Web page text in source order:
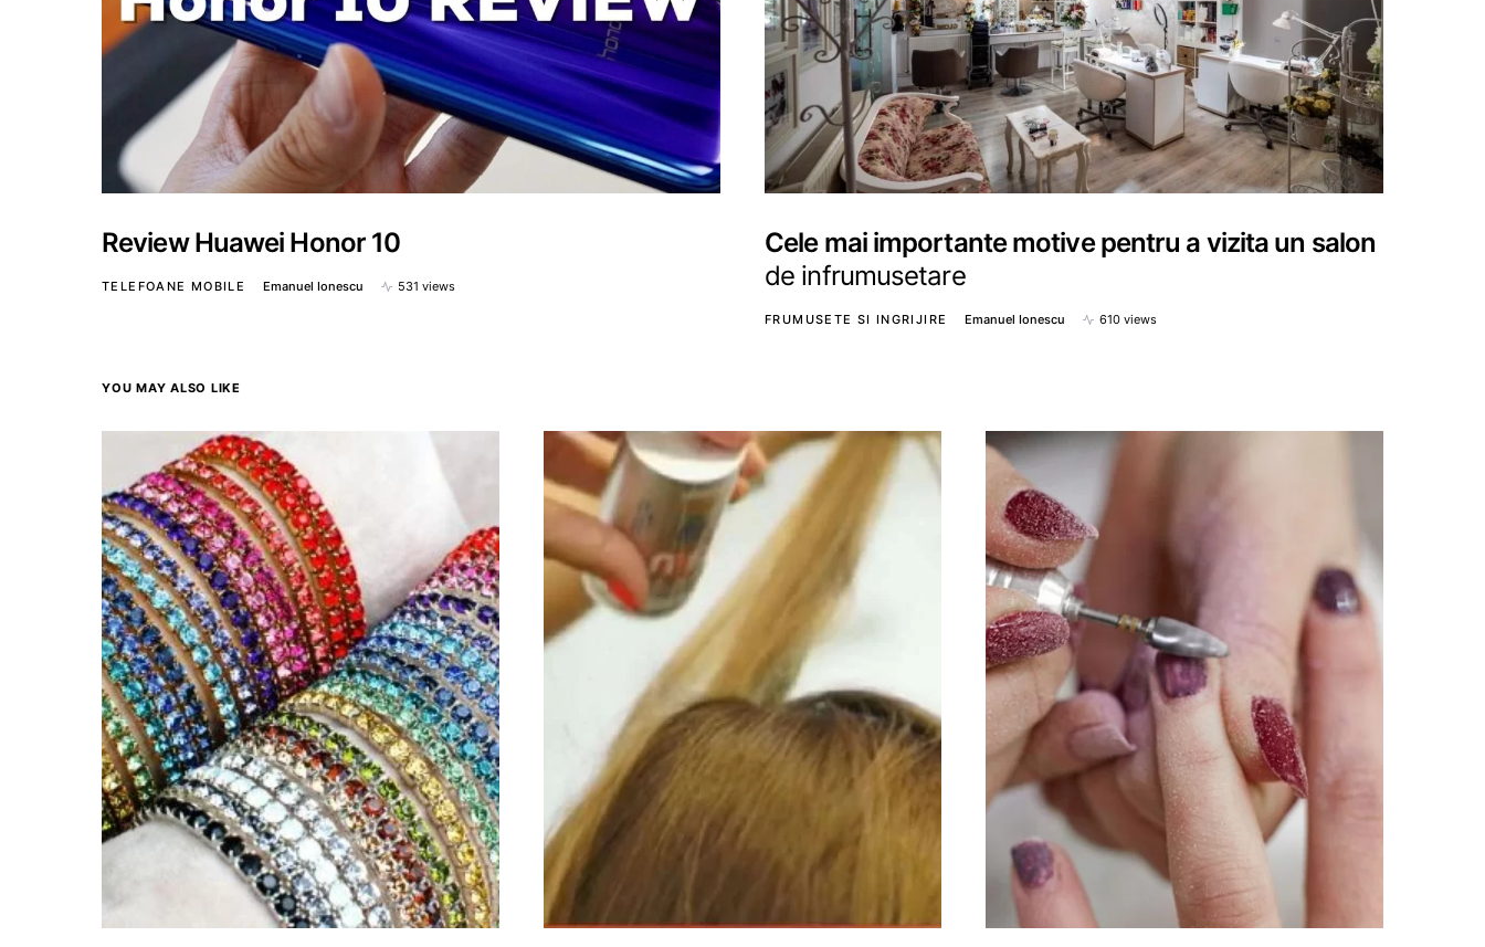
Review Huawei Honor 10
TELEFOANE MOBILE Emanuel Ionescu 531 views
Cele mai importante motive pentru a vizita un salon
de infrumusetare
FRUMUSETE SI INGRIJIRE Emanuel Ionescu 610 views
YOU MAY ALSO LIKE